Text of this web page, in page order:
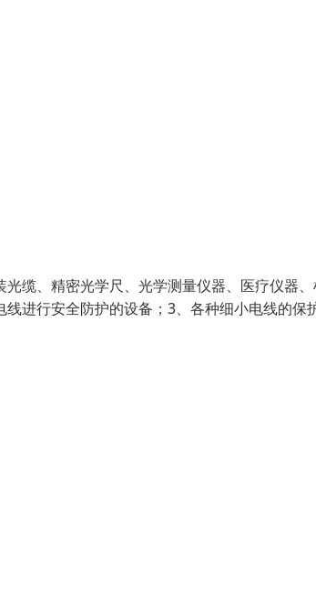
缆、精密光学尺、光学测量仪器、医疗仪器
进行安全防护的设备；3、各种细小电线的保